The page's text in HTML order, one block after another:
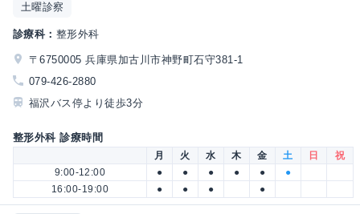
土曜診察
診療科： 整形外科
〒6750005 兵庫県加古川市神野町石守381-1
079-426-2880
福沢バス停より徒歩3分
整形外科 診療時間
月 火 水 木 金 土 日
祝
9:00-12:00
● ● ● ● ●
●
16:00-19:00
● ● ● ●